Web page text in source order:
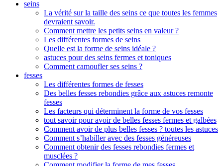
seins
La vérité sur la taille des seins ce que toutes les femmes
devraient savoir.
Comment mettre les petits seins en valeur ?
Les différentes formes de seins
Quelle est la forme de seins idéale ?
astuces pour des seins fermes et toniques
Comment camoufler ses seins ?
fesses
Les différentes formes de fesses
Des belles fesses rebondies grâce aux astuces remonte
fesses
Les facteurs qui déterminent la forme de vos fesses
tout savoir pour avoir de belles fesses fermes et galbées
Comment avoir de plus belles fesses ? toutes les astuces
Comment s’habiller avec des fesses généreuses
Comment obtenir des fesses rebondies fermes et
musclées ?